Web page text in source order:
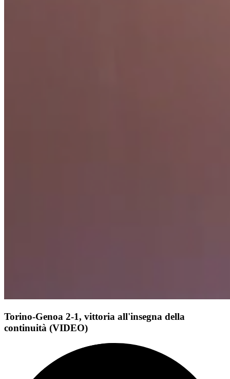
Torino-Genoa 2-1, vittoria all'insegna della
continuità (VIDEO)